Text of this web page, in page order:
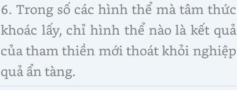
6. Trong số các hình thể mà tâm thức
khoác lấy, chỉ hình thể nào là kết quả
của tham thiền mới thoát khỏi nghiệp
quả ẩn tàng.